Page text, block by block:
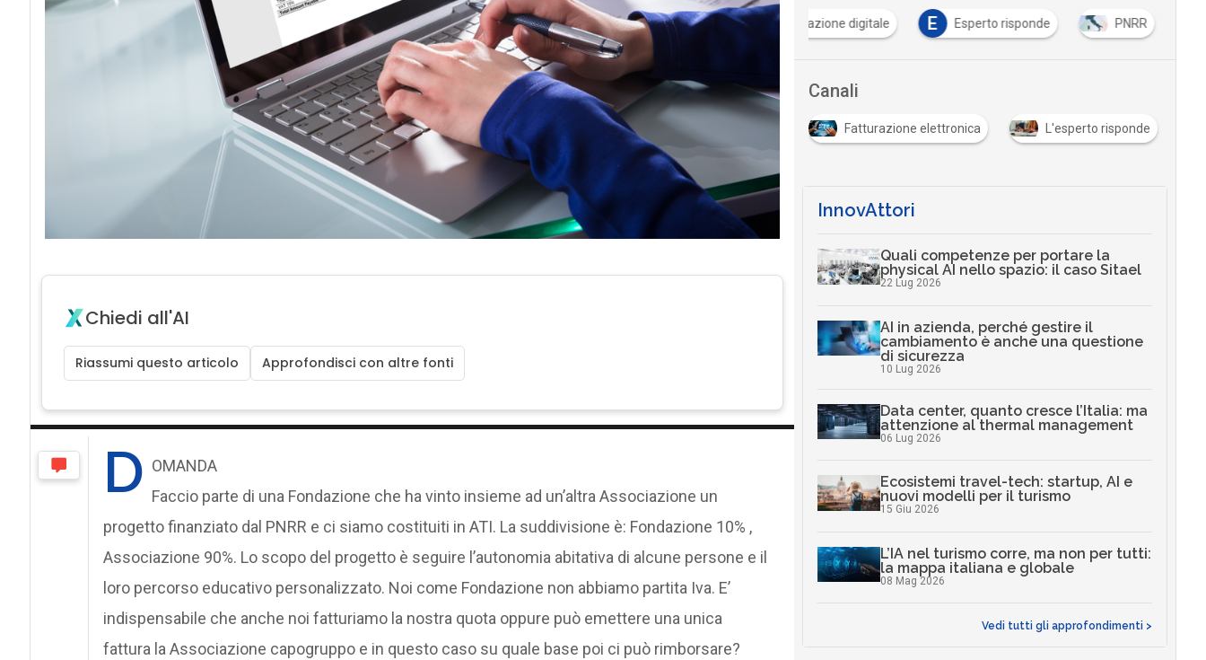
Chiedi all'AI
Riassumi questo articolo Approfondisci con altre fonti
D OMANDA
Faccio parte di una Fondazione che ha vinto insieme ad un’altra Associazione un
progetto finanziato dal PNRR e ci siamo costituiti in ATI. La suddivisione è: Fondazione 10% ,
Associazione 90%. Lo scopo del progetto è seguire l’autonomia abitativa di alcune persone e il
loro percorso educativo personalizzato. Noi come Fondazione non abbiamo partita Iva. E’
indispensabile che anche noi fatturiamo la nostra quota oppure può emettere una unica
fattura la Associazione capogruppo e in questo caso su quale base poi ci può rimborsare?
C
conservazione digitale E Esperto risponde PNRR
Canali
Fatturazione elettronica L'esperto risponde
InnovAttori
Quali competenze per portare la
physical AI nello spazio: il caso Sitael
22 Lug 2026
AI in azienda, perché gestire il
cambiamento è anche una questione
di sicurezza
10 Lug 2026
Data center, quanto cresce l’Italia: ma
attenzione al thermal management
06 Lug 2026
Ecosistemi travel-tech: startup, AI e
nuovi modelli per il turismo
15 Giu 2026
L’IA nel turismo corre, ma non per tutti:
la mappa italiana e globale
08 Mag 2026
Vedi tutti gli approfondimenti >